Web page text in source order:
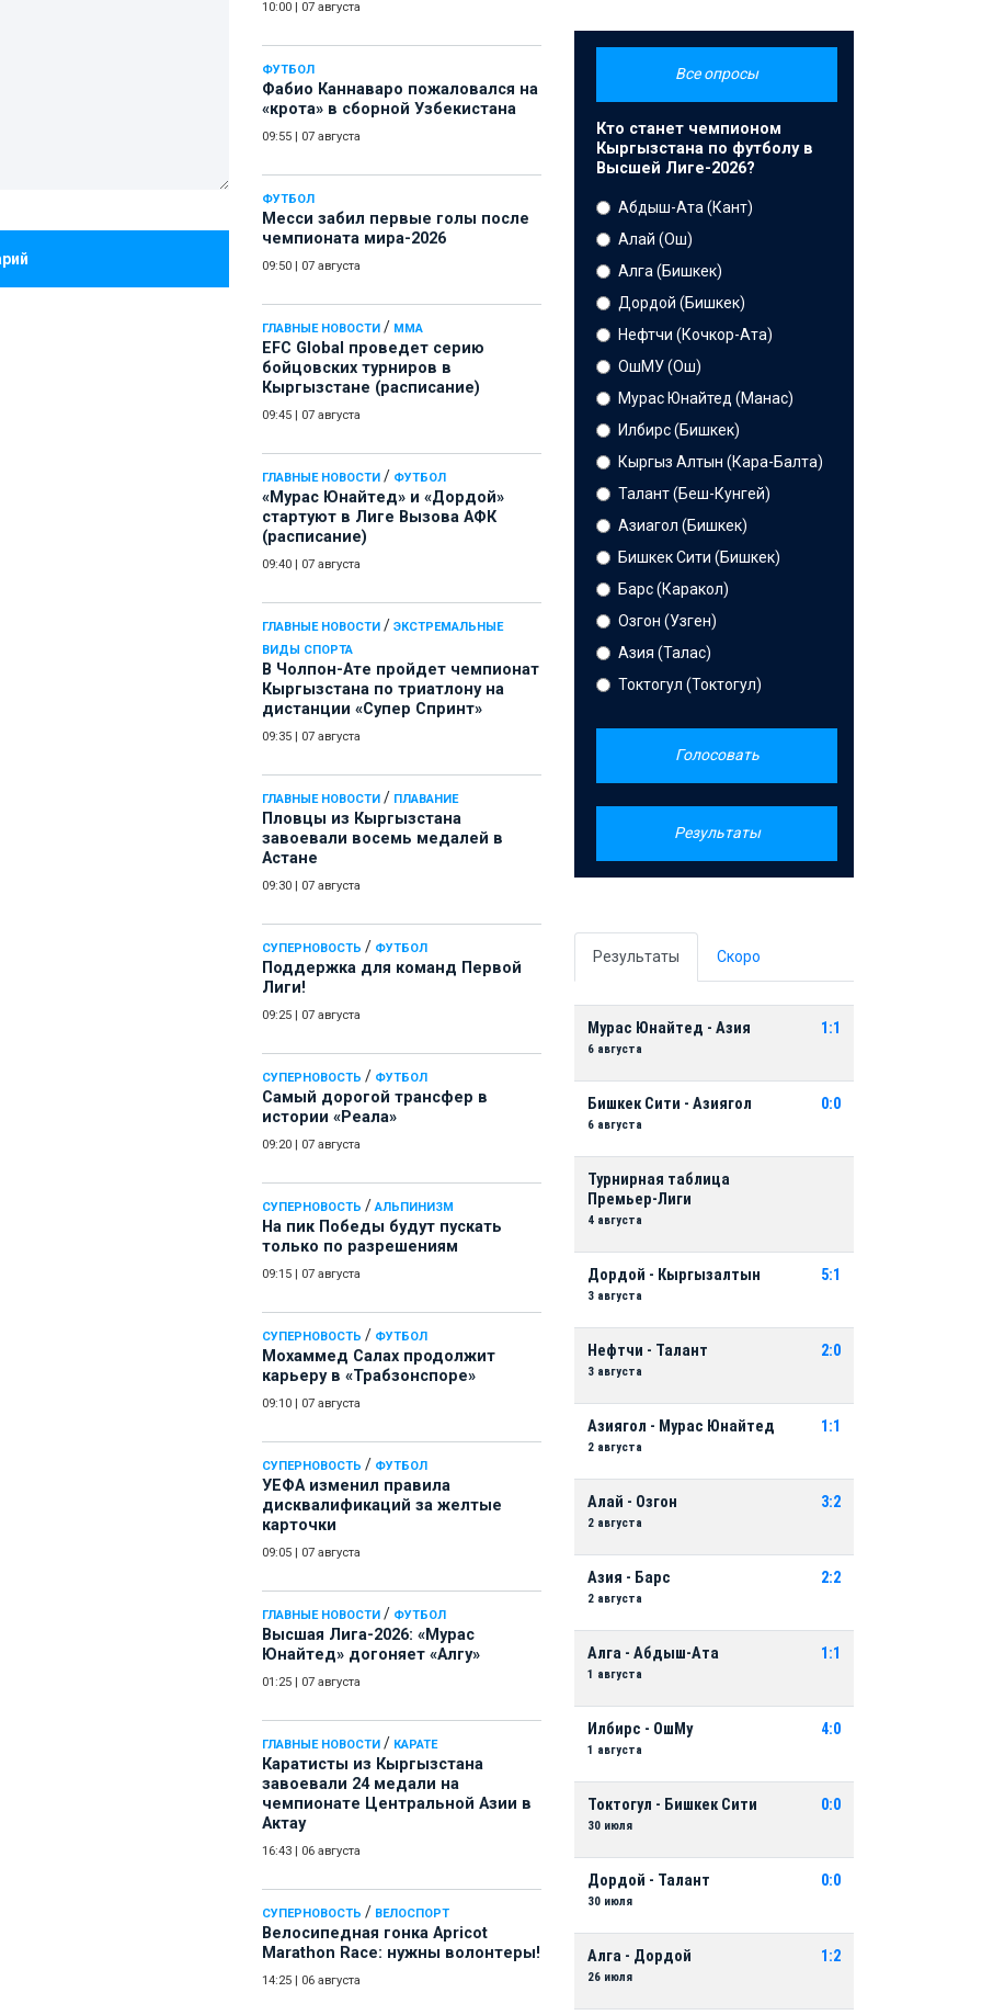
10:00 07 августа
ФУТБОЛ
Фабио Каннаваро пожаловался на
«крота» в сборной Узбекистана
09:55 07 августа
ФУТБОЛ
Месси забил первые голы после
чемпионата мира-2026
09:50 07 августа
ГЛАВНЫЕ НОВОСТИ / ММА
EFC Global проведет серию
бойцовских турниров в
Кыргызстане (расписание)
09:45 07 августа
ГЛАВНЫЕ НОВОСТИ / ФУТБОЛ
«Мурас Юнайтед» и «Дордой»
стартуют в Лиге Вызова АФК
(расписание)
09:40 07 августа
ГЛАВНЫЕ НОВОСТИ / ЭКСТРЕМАЛЬНЫЕ
ВИДЫ СПОРТА
В Чолпон-Ате пройдет чемпионат
Кыргызстана по триатлону на
дистанции «Супер Спринт»
09:35 07 августа
ГЛАВНЫЕ НОВОСТИ / ПЛАВАНИЕ
Пловцы из Кыргызстана
завоевали восемь медалей в
Астане
09:30 07 августа
СУПЕРНОВОСТЬ / ФУТБОЛ
Поддержка для команд Первой
Лиги!
09:25 07 августа
СУПЕРНОВОСТЬ / ФУТБОЛ
Самый дорогой трансфер в
истории «Реала»
09:20 07 августа
СУПЕРНОВОСТЬ / АЛЬПИНИЗМ
На пик Победы будут пускать
только по разрешениям
09:15 07 августа
СУПЕРНОВОСТЬ / ФУТБОЛ
Мохаммед Салах продолжит
карьеру в «Трабзонспоре»
09:10 07 августа
СУПЕРНОВОСТЬ / ФУТБОЛ
УЕФА изменил правила
дисквалификаций за желтые
карточки
09:05 07 августа
ГЛАВНЫЕ НОВОСТИ / ФУТБОЛ
Высшая Лига-2026: «Мурас
Юнайтед» догоняет «Алгу»
01:25 07 августа
ГЛАВНЫЕ НОВОСТИ / КАРАТЕ
Каратисты из Кыргызстана
завоевали 24 медали на
чемпионате Центральной Азии в
Актау
16:43 06 августа
СУПЕРНОВОСТЬ / ВЕЛОСПОРТ
Велосипедная гонка Apricot
Marathon Race: нужны волонтеры!
14:25 06 августа
Все опросы
Кто станет чемпионом
Кыргызстана по футболу в
Высшей Лиге-2026?
Абдыш-Ата (Кант)
Алай (Ош)
Алга (Бишкек)
Дордой (Бишкек)
Нефтчи (Кочкор-Ата)
ОшМУ (Ош)
Мурас Юнайтед (Манас)
Илбирс (Бишкек)
Кыргыз Алтын (Кара-Балта)
Талант (Беш-Кунгей)
Азиагол (Бишкек)
Бишкек Сити (Бишкек)
Барс (Каракол)
Озгон (Узген)
Азия (Талас)
Токтогул (Токтогул)
Голосовать
Результаты
Результаты Скоро
Мурас Юнайтед - Азия
6 августа
1:1
Бишкек Сити - Азиягол
6 августа
0:0
Турнирная таблица
Премьер-Лиги
4 августа
Дордой - Кыргызалтын
3 августа
5:1
Нефтчи - Талант
3 августа
2:0
Азиягол - Мурас Юнайтед
2 августа
1:1
Алай - Озгон
2 августа
3:2
Азия - Барс
2 августа
2:2
Алга - Абдыш-Ата
1 августа
1:1
Илбирс - ОшМу
1 августа
4:0
Токтогул - Бишкек Сити
30 июля
0:0
Дордой - Талант
30 июля
0:0
Алга - Дордой
26 июля
1:2